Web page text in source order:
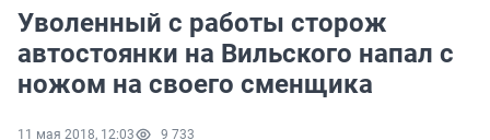
Уволенный с работы сторож
автостоянки на Вильского напал с
ножом на своего сменщика
11 мая 2018, 12:03 9 733